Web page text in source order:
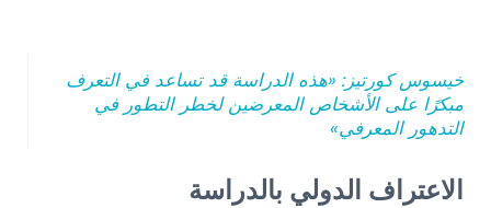
خيسوس كورتيز: «هذه الدراسة قد تساعد في التعرف
مبكرًا على الأشخاص المعرضين لخطر التطور في
التدهور المعرفي»
الاعتراف الدولي بالدراسة